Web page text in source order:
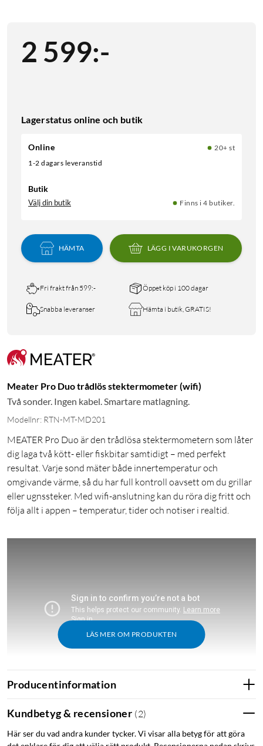
2 599:-
Lagerstatus online och butik
Online
20+ st
1-2 dagars leveranstid
Butik
Välj din butik Finns i 4 butiker.
HÄMTA LÄGG I VARUKORGEN
Fri frakt från 599:- Öppet köp i 100 dagar
Snabba leveranser Hämta i butik, GRATIS!
Meater Pro Duo trådlös stektermometer (wifi)
Två sonder. Ingen kabel. Smartare matlagning.
Modellnr: RTN-MT-MD201
MEATER Pro Duo är den trådlösa stektermometern som låter
dig laga två kött- eller fiskbitar samtidigt – med perfekt
resultat. Varje sond mäter både innertemperatur och
omgivande värme, så du har full kontroll oavsett om du grillar
eller ugnssteker. Med wifi-anslutning kan du röra dig fritt och
följa allt i appen – temperatur, tider och notiser i realtid.
LÄS MER OM PRODUKTEN
Kort om produkten
Trådlös kvalitetsstektermometer från MEATER med två
Producentinformation
Kundbetyg & recensioner (2)
Här ser du vad andra kunder tycker. Vi visar alla betyg för att göra